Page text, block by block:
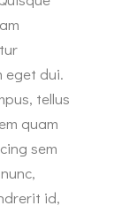
eget dui.
tellus
quam
sem
id,